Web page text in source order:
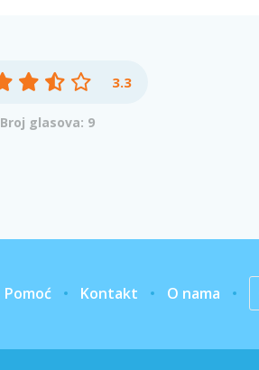
3.3
Broj glasova: 9
Pomoć Kontakt O nama